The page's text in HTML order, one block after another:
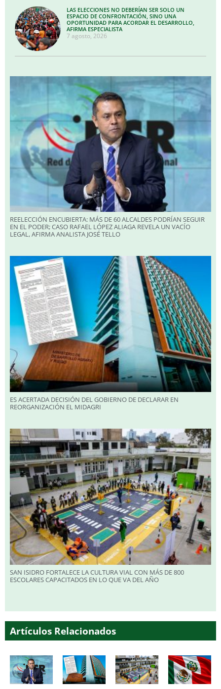
LAS ELECCIONES NO DEBERÍAN SER SOLO UN
ESPACIO DE CONFRONTACIÓN, SINO UNA
OPORTUNIDAD PARA ACORDAR EL DESARROLLO,
AFIRMA ESPECIALISTA
7 agosto, 2026
REELECCIÓN ENCUBIERTA: MÁS DE 60 ALCALDES PODRÍAN SEGUIR
EN EL PODER; CASO RAFAEL LÓPEZ ALIAGA REVELA UN VACÍO
LEGAL, AFIRMA ANALISTA JOSÉ TELLO
ES ACERTADA DECISIÓN DEL GOBIERNO DE DECLARAR EN
REORGANIZACIÓN EL MIDAGRI
SAN ISIDRO FORTALECE LA CULTURA VIAL CON MÁS DE 800
ESCOLARES CAPACITADOS EN LO QUE VA DEL AÑO
Artículos Relacionados